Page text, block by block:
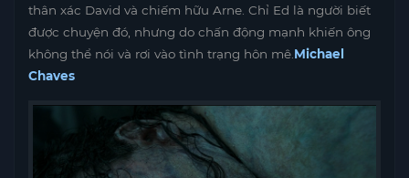
thân xác David và chiếm hữu Arne. Chỉ Ed là người biết
được chuyện đó, nhưng do chấn động mạnh khiến ông
không thể nói và rơi vào tình trạng hôn mê.Michael
Chaves